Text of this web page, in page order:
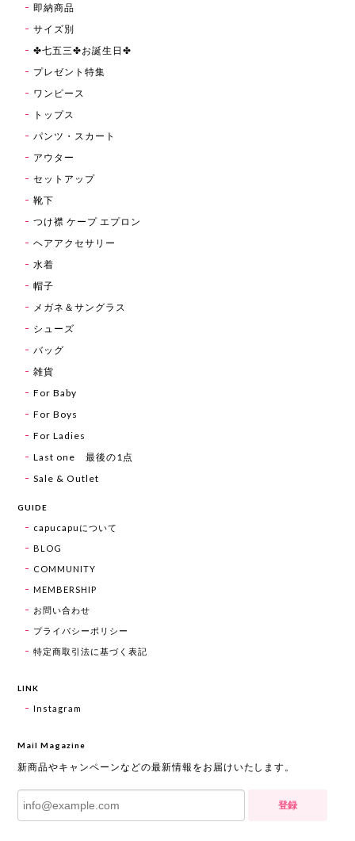
即納商品
サイズ別
✤七五三✤お誕生日✤
プレゼント特集
ワンピース
トップス
パンツ・スカート
アウター
セットアップ
靴下
つけ襟 ケープ エプロン
ヘアアクセサリー
水着
帽子
メガネ＆サングラス
シューズ
バッグ
雑貨
For Baby
For Boys
For Ladies
Last one 最後の1点
Sale & Outlet
GUIDE
capucapuについて
BLOG
COMMUNITY
MEMBERSHIP
お問い合わせ
プライバシーポリシー
特定商取引法に基づく表記
LINK
Instagram
Mail Magazine
新商品やキャンペーンなどの最新情報をお届けいたします。
登録